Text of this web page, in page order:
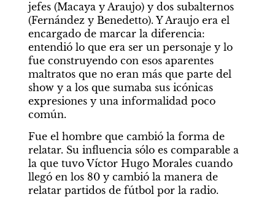
jefes (Macaya y Araujo) y dos subalternos
(Fernández y Benedetto). Y Araujo era el
encargado de marcar la diferencia:
entendió lo que era ser un personaje y lo
fue construyendo con esos aparentes
maltratos que no eran más que parte del
show y a los que sumaba sus icónicas
expresiones y una informalidad poco
común.
Fue el hombre que cambió la forma de
relatar. Su influencia sólo es comparable a
la que tuvo Víctor Hugo Morales cuando
llegó en los 80 y cambió la manera de
relatar partidos de fútbol por la radio.